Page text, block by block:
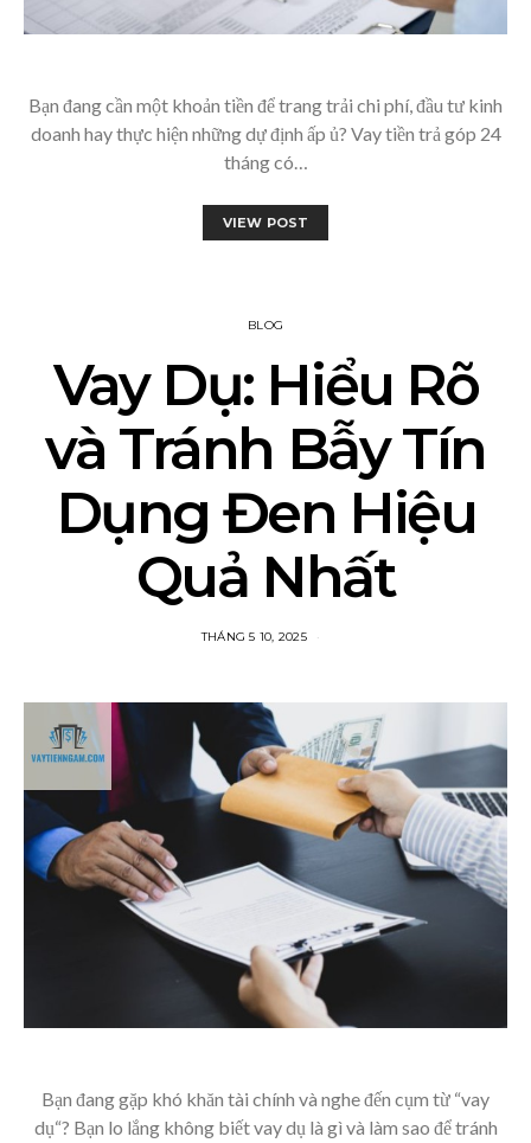
Bạn đang cần một khoản tiền để trang trải chi phí, đầu tư kinh
doanh hay thực hiện những dự định ấp ủ? Vay tiền trả góp 24
tháng có…
VIEW POST
BLOG
Vay Dụ: Hiểu Rõ
và Tránh Bẫy Tín
Dụng Đen Hiệu
Quả Nhất
THÁNG 5 10, 2025
Bạn đang gặp khó khăn tài chính và nghe đến cụm từ “vay
dụ“? Bạn lo lắng không biết vay dụ là gì và làm sao để tránh